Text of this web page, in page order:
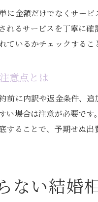
に金額だけでなくサー
れるサービスを丁寧に
ているかチェックする
意点とは
前に内訳や返金条件、
い場合は注意が必要で
ることで、予期せぬ出
ない結婚